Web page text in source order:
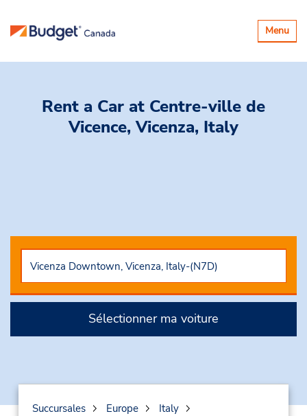
Basculer
la
Menu
Rent a Car at Centre-ville de
Vicence, Vicenza, Italy
Sélectionner ma voiture
Succursales Europe
Italy